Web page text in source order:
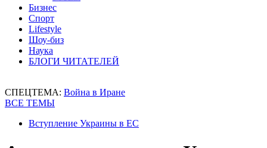
Бизнес
Спорт
Lifestyle
Шоу-биз
Наука
БЛОГИ ЧИТАТЕЛЕЙ
СПЕЦТЕМА: Война в Иране
ВСЕ ТЕМЫ
Вступление Украины в ЕС